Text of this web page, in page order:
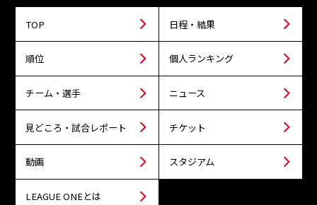
TOP 日程・結果
順位 個人ランキング
チーム・選手 ニュース
見どころ・試合レポート チケット
動画 スタジアム
LEAGUE ONEとは